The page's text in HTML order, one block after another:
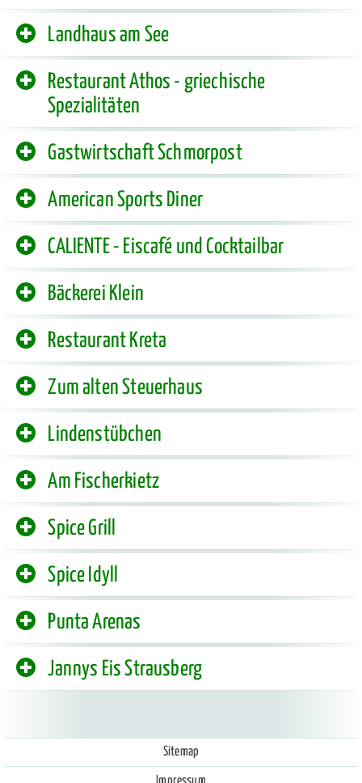
Landhaus am See
Restaurant Athos - griechische
Spezialitäten
Gastwirtschaft Schmorpost
American Sports Diner
CALIENTE - Eiscafé und Cocktailbar
Bäckerei Klein
Restaurant Kreta
Zum alten Steuerhaus
Lindenstübchen
Am Fischerkietz
Spice Grill
Spice Idyll
Punta Arenas
Jannys Eis Strausberg
Sitemap
Impressum